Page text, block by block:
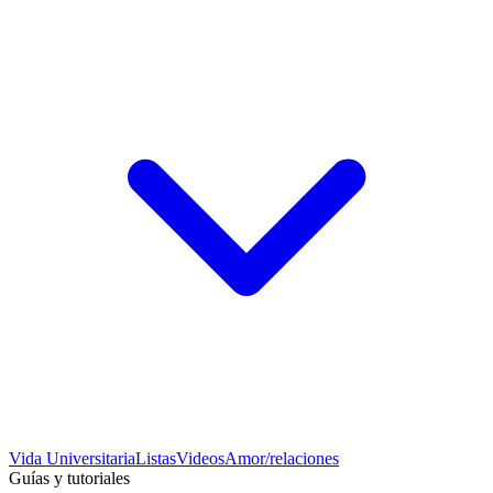
Vida UniversitariaListasVideosAmor/relaciones
Guías y tutoriales